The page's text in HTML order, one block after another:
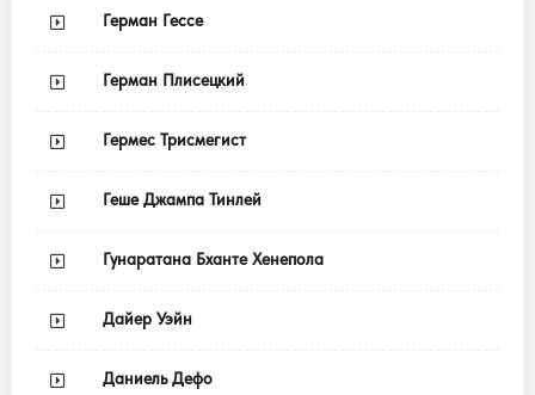
Герман Гессе
Герман Плисецкий
Гермес Трисмегист
Геше Джампа Тинлей
Гунаратана Бханте Хенепола
Дайер Уэйн
Даниель Дефо